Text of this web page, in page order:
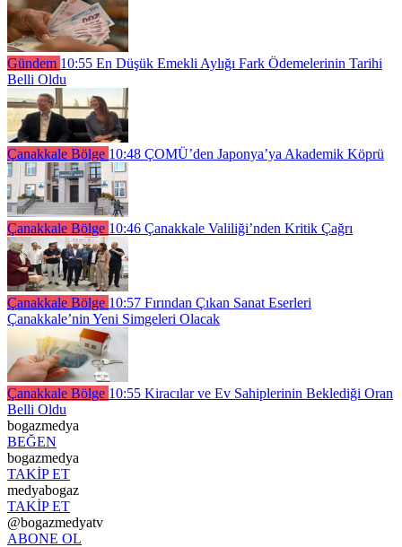
Gündem 10:55 En Düşük Emekli Aylığı Fark Ödemelerinin Tarihi
Belli Oldu
Çanakkale Bölge 10:48 ÇOMÜ’den Japonya’ya Akademik Köprü
Çanakkale Bölge 10:46 Çanakkale Valiliği’nden Kritik Çağrı
Çanakkale Bölge 10:57 Fırından Çıkan Sanat Eserleri
Çanakkale’nin Yeni Simgeleri Olacak
Çanakkale Bölge 10:55 Kiracılar ve Ev Sahiplerinin Beklediği Oran
Belli Oldu
bogazmedya
BEĞEN
bogazmedya
TAKİP ET
medyabogaz
TAKİP ET
@bogazmedyatv
ABONE OL